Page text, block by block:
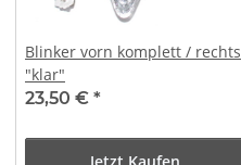
Blinker vorn komplett / rechts
"klar"
23,50 € *